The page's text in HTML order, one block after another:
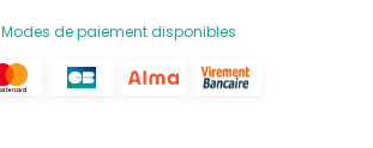
Modes de paiement disponibles